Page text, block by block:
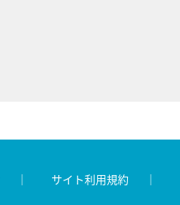
サイト利用規約